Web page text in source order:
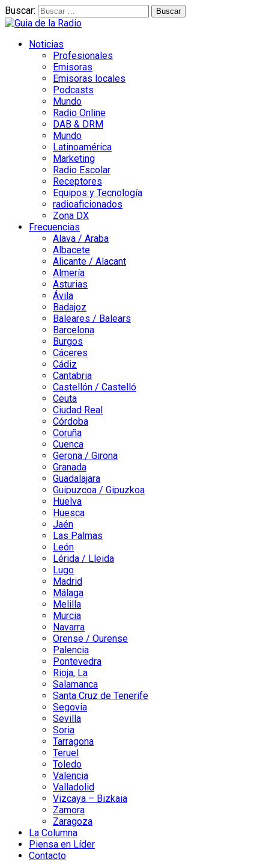
Buscar:
Noticias
Profesionales
Emisoras
Emisoras locales
Podcasts
Mundo
Radio Online
DAB & DRM
Mundo
Latinoamérica
Marketing
Radio Escolar
Receptores
Equipos y Tecnología
radioaficionados
Zona DX
Frecuencias
Alava / Araba
Albacete
Alicante / Alacant
Almería
Asturias
Ávila
Badajoz
Baleares / Balears
Barcelona
Burgos
Cáceres
Cádiz
Cantabria
Castellón / Castelló
Ceuta
Ciudad Real
Córdoba
Coruña
Cuenca
Gerona / Girona
Granada
Guadalajara
Guipuzcoa / Gipuzkoa
Huelva
Huesca
Jaén
Las Palmas
León
Lérida / Lleida
Lugo
Madrid
Málaga
Melilla
Murcia
Navarra
Orense / Ourense
Palencia
Pontevedra
Rioja, La
Salamanca
Santa Cruz de Tenerife
Segovia
Sevilla
Soria
Tarragona
Teruel
Toledo
Valencia
Valladolid
Vizcaya – Bizkaia
Zamora
Zaragoza
La Columna
Piensa en Líder
Contacto